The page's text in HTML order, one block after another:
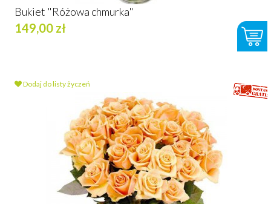
Bukiet "Różowa chmurka"
149,00 zł
Dodaj do listy życzeń